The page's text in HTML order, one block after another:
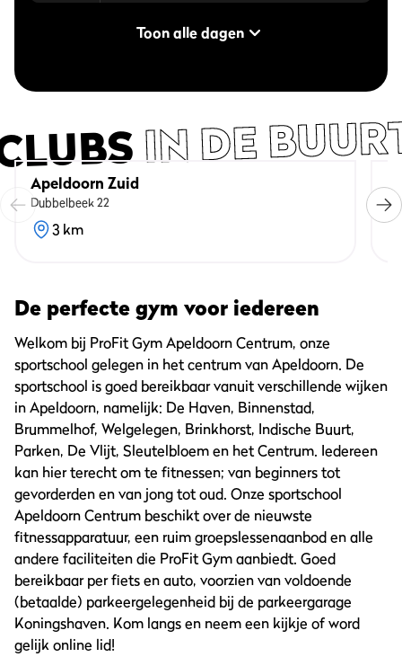
Toon alle dagen
IN DE
Apeldoorn Zuid
Dubbelbeek 22
3 km
De perfecte gym voor iedereen
Welkom bij ProFit Gym Apeldoorn Centrum, onze
sportschool gelegen in het centrum van Apeldoorn. De
sportschool is goed bereikbaar vanuit verschillende wijken
in Apeldoorn, namelijk: De Haven, Binnenstad,
Brummelhof, Welgelegen, Brinkhorst, Indische Buurt,
Parken, De Vlijt, Sleutelbloem en het Centrum. Iedereen
kan hier terecht om te fitnessen; van beginners tot
gevorderden en van jong tot oud. Onze sportschool
Apeldoorn Centrum beschikt over de nieuwste
fitnessapparatuur, een ruim groepslessenaanbod en alle
andere faciliteiten die ProFit Gym aanbiedt. Goed
bereikbaar per fiets en auto, voorzien van voldoende
(betaalde) parkeergelegenheid bij de parkeergarage
Koningshaven. Kom langs en neem een kijkje of word
gelijk online lid!